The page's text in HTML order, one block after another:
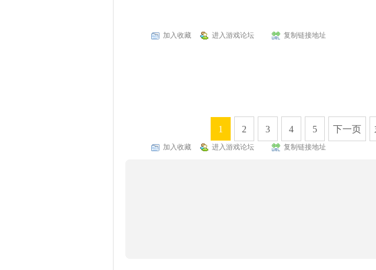
加入收藏 进入游戏论坛 复制链接地址
1 2 3 4 5 下一页
加入收藏 进入游戏论坛 复制链接地址